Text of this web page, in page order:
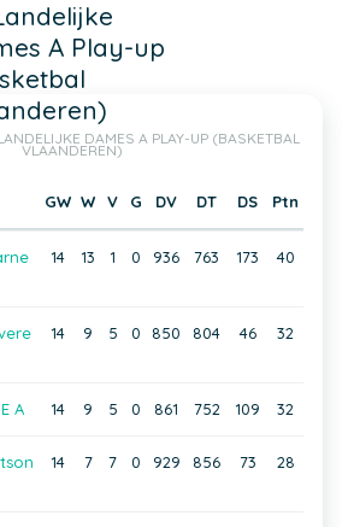
A Play-up
DAMES A PLAY-UP (BASKETBAL
VLAANDEREN)
GW W V G DV DT DS Ptn
14 13 1 0 936 763 173 40
14 9 5 0 850 804 46 32
A 14 9 5 0 861 752 109 32
14 7 7 0 929 856 73 28